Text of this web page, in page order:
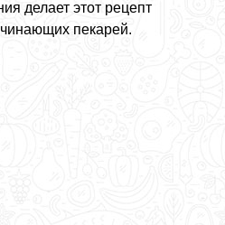
делает этот рецепт
пекарей.